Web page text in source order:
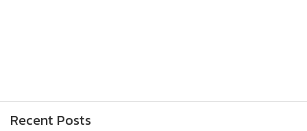
Recent Posts